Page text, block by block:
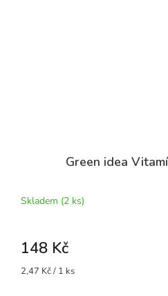
Green idea
Skladem (2 ks)
148 Kč
Měrná
2,47 Kč / 1 ks